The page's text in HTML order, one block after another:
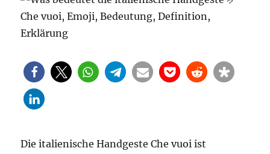
Die italienische Handgeste Che vuoi ist